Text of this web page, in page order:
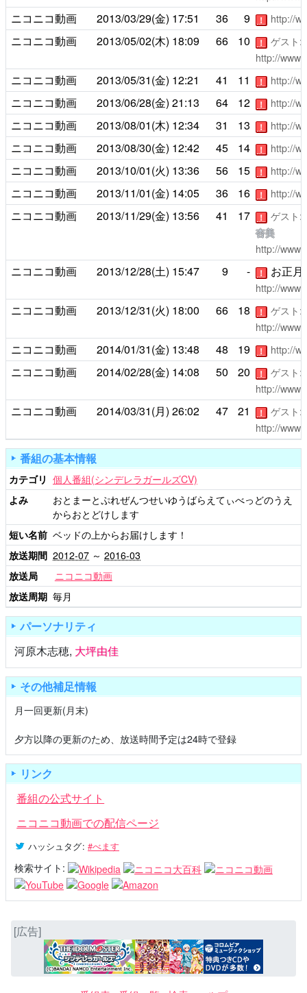
ニコニコ動画 2013/03/29(金) 17:51 36 9 ！ http://
ニコニコ動画 2013/05/02(木) 18:09 66 10 ！ ゲスト:
http://
ニコニコ動画 2013/05/31(金) 12:21 41 11 ！ http://
ニコニコ動画 2013/06/28(金) 21:13 64 12 ！ http://
ニコニコ動画 2013/08/01(木) 12:34 31 13 ！ http://
ニコニコ動画 2013/08/30(金) 12:42 45 14 ！ http://
ニコニコ動画 2013/10/01(火) 13:36 56 15 ！ http://
ニコニコ動画 2013/11/01(金) 14:05 36 16 ！ http://
ニコニコ動画 2013/11/29(金) 13:56 41 17 ！
ゲスト:
杏美
http://
ニコニコ動画 2013/12/28(土) 15:47 9 - ！ お正
http://
ニコニコ動画 2013/12/31(火) 18:00 66 18 ！
ゲスト:
http://
ニコニコ動画 2014/01/31(金) 13:48 48 19 ！ http://
ニコニコ動画 2014/02/28(金) 14:08 50 20 ！ ゲスト:
http://
ニコニコ動画 2014/03/31(月) 26:02 47 21 ！ ゲスト:
http://
番組の基本情報
カテゴリ 個人番組(シンデレラガールズCV)
よみ
おとまーとぷれぜんつせいゆうばらえてぃべっどのうえ
からおとどけします
短い名前 ベッドの上からお届けします！
放送期間 2012-07 ～ 2016-03
放送局
ニコニコ動画
放送周期 毎月
パーソナリティ
河原木志穂, 大坪由佳
その他補足情報
月一回更新(月末)
夕方以降の更新のため、放送時間予定は24時で登録
リンク
番組の公式サイト
ニコニコ動画での配信ページ
ハッシュタグ: #べます
検索サイト:
[広告]